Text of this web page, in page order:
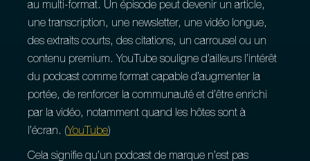
au multi-format. Un épisode peut devenir un article,
une transcription, une newsletter, une vidéo longue,
des extraits courts, des citations, un carrousel ou un
contenu premium. YouTube souligne d’ailleurs l’intérêt
du podcast comme format capable d’augmenter la
portée, de renforcer la communauté et d’être enrichi
par la vidéo, notamment quand les hôtes sont à
l’écran. (YouTube)
Cela signifie qu’un podcast de marque n’est pas